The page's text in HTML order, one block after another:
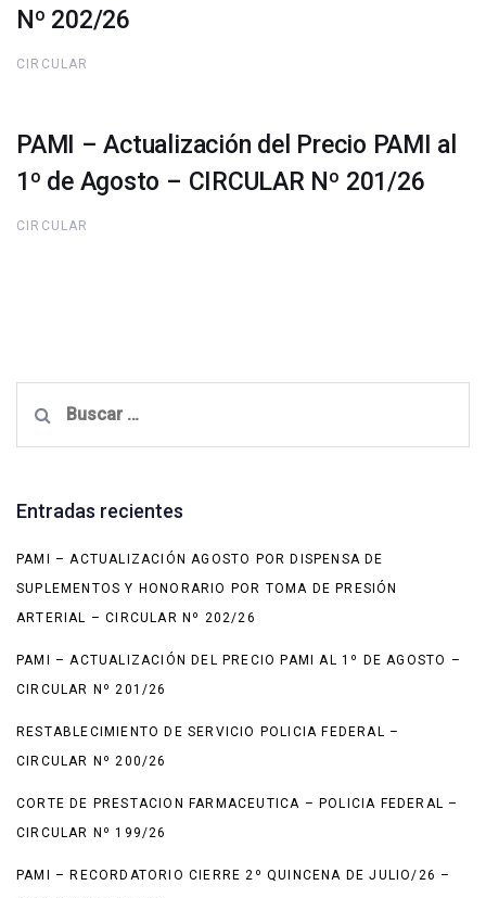
Nº 202/26
CIRCULAR
PAMI – Actualización del Precio PAMI al
1º de Agosto – CIRCULAR Nº 201/26
CIRCULAR
Entradas recientes
PAMI – ACTUALIZACIÓN AGOSTO POR DISPENSA DE
SUPLEMENTOS Y HONORARIO POR TOMA DE PRESIÓN
ARTERIAL – CIRCULAR Nº 202/26
PAMI – ACTUALIZACIÓN DEL PRECIO PAMI AL 1º DE AGOSTO –
CIRCULAR Nº 201/26
RESTABLECIMIENTO DE SERVICIO POLICIA FEDERAL –
CIRCULAR Nº 200/26
CORTE DE PRESTACION FARMACEUTICA – POLICIA FEDERAL –
CIRCULAR Nº 199/26
PAMI – RECORDATORIO CIERRE 2º QUINCENA DE JULIO/26 –